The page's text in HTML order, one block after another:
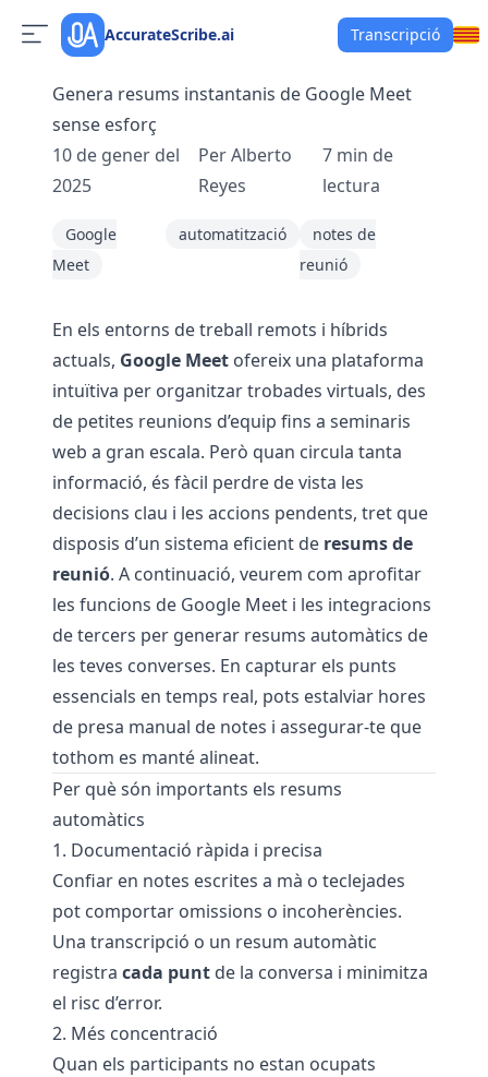
AccurateScribe.ai Transcripció
Genera resums instantanis de Google Meet
sense esforç
10 de gener del
2025
PerAlberto
Reyes
7 min de
lectura
Google
Meet
automatització
notes de
reunió
En els entorns de treball remots i híbrids
actuals, Google Meet ofereix una plataforma
intuïtiva per organitzar trobades virtuals, des
de petites reunions d’equip fins a seminaris
web a gran escala. Però quan circula tanta
informació, és fàcil perdre de vista les
decisions clau i les accions pendents, tret que
disposis d’un sistema eficient de resums de
reunió. A continuació, veurem com aprofitar
les funcions de Google Meet i les integracions
de tercers per generar resums automàtics de
les teves converses. En capturar els punts
essencials en temps real, pots estalviar hores
de presa manual de notes i assegurar-te que
tothom es manté alineat.
Per què són importants els resums
automàtics
1. Documentació ràpida i precisa
Confiar en notes escrites a mà o teclejades
pot comportar omissions o incoherències.
Una transcripció o un resum automàtic
registra cada punt de la conversa i minimitza
el risc d’error.
2. Més concentració
Quan els participants no estan ocupats